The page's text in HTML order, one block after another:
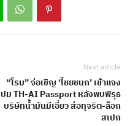
Next article
“โรม” จ่อเชิญ ‘ไชยชนก’ เข้าแจง
ปม TH-AI Passport หลังพบพิรุธ
บริษัทน้ำมันมีเอี่ยว ส่อทุจริต-ล็อก
สเปก